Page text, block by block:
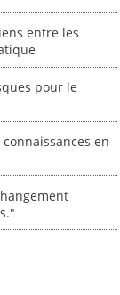
entre les
pour le
en